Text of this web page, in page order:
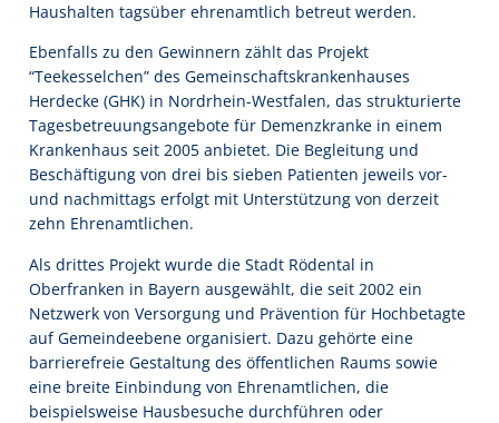
Haushalten tagsüber ehrenamtlich betreut werden.
Ebenfalls zu den Gewinnern zählt das Projekt
“Teekesselchen” des Gemeinschaftskrankenhauses
Herdecke (GHK) in Nordrhein-Westfalen, das strukturierte
Tagesbetreuungsangebote für Demenzkranke in einem
Krankenhaus seit 2005 anbietet. Die Begleitung und
Beschäftigung von drei bis sieben Patienten jeweils vor-
und nachmittags erfolgt mit Unterstützung von derzeit
zehn Ehrenamtlichen.
Als drittes Projekt wurde die Stadt Rödental in
Oberfranken in Bayern ausgewählt, die seit 2002 ein
Netzwerk von Versorgung und Prävention für Hochbetagte
auf Gemeindeebene organisiert. Dazu gehörte eine
barrierefreie Gestaltung des öffentlichen Raums sowie
eine breite Einbindung von Ehrenamtlichen, die
beispielsweise Hausbesuche durchführen oder